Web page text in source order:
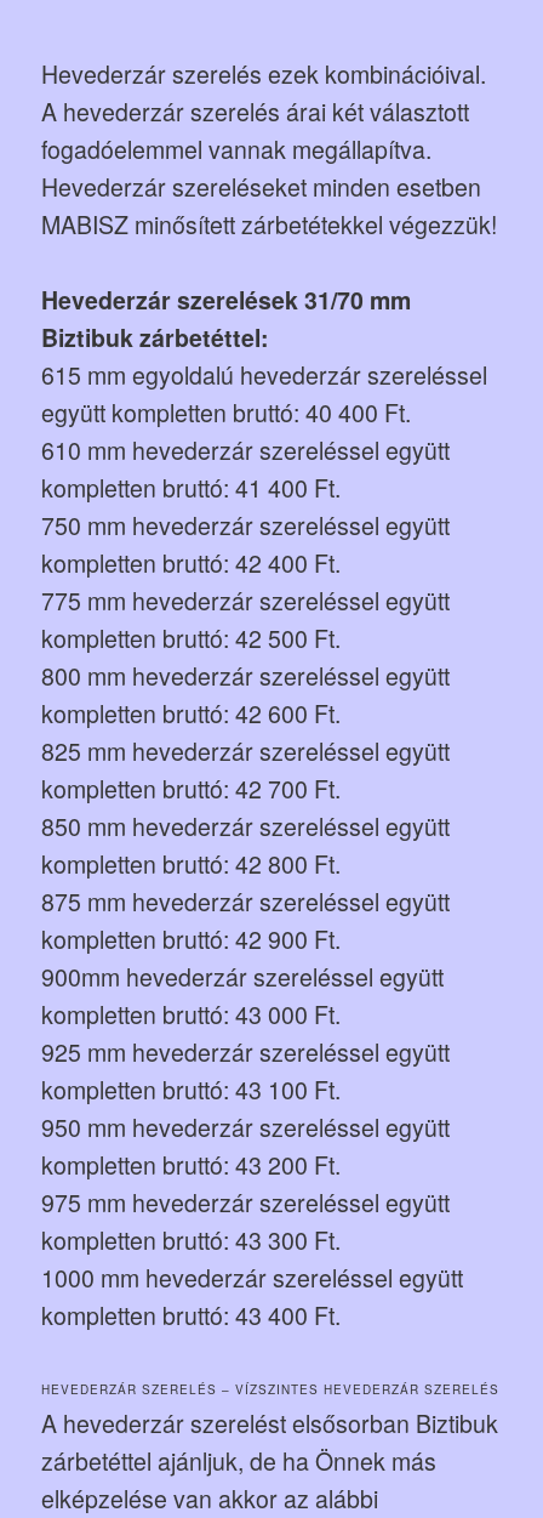
Hevederzár szerelés ezek kombinációival.
A hevederzár szerelés árai két választott
fogadóelemmel vannak megállapítva.
Hevederzár szereléseket minden esetben
MABISZ minősített zárbetétekkel végezzük!
Hevederzár szerelések 31/70 mm
Biztibuk zárbetéttel:
615 mm egyoldalú hevederzár szereléssel
együtt kompletten bruttó: 40 400 Ft.
610 mm hevederzár szereléssel együtt
kompletten bruttó: 41 400 Ft.
750 mm hevederzár szereléssel együtt
kompletten bruttó: 42 400 Ft.
775 mm hevederzár szereléssel együtt
kompletten bruttó: 42 500 Ft.
800 mm hevederzár szereléssel együtt
kompletten bruttó: 42 600 Ft.
825 mm hevederzár szereléssel együtt
kompletten bruttó: 42 700 Ft.
850 mm hevederzár szereléssel együtt
kompletten bruttó: 42 800 Ft.
875 mm hevederzár szereléssel együtt
kompletten bruttó: 42 900 Ft.
900mm hevederzár szereléssel együtt
kompletten bruttó: 43 000 Ft.
925 mm hevederzár szereléssel együtt
kompletten bruttó: 43 100 Ft.
950 mm hevederzár szereléssel együtt
kompletten bruttó: 43 200 Ft.
975 mm hevederzár szereléssel együtt
kompletten bruttó: 43 300 Ft.
1000 mm hevederzár szereléssel együtt
kompletten bruttó: 43 400 Ft.
HEVEDERZÁR SZERELÉS – VÍZSZINTES HEVEDERZÁR SZERELÉS
A hevederzár szerelést elsősorban Biztibuk
zárbetéttel ajánljuk, de ha Önnek más
elképzelése van akkor az alábbi